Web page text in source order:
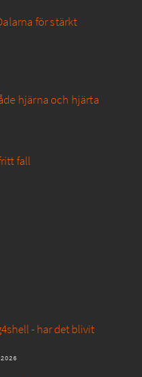
för stärkt
hjärna och hjärta
fall
- har det blivit
2026